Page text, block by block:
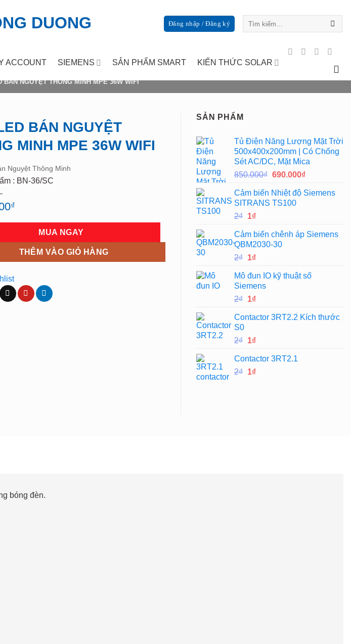
Đăng nhập / Đăng ký
ACCOUNT SIEMENS SẢN PHẨM SMART KIẾN THỨC SOLAR
BÁN NGUYỆT THÔNG MINH MPE 36W WIFI
BÁN NGUYỆT
MINH MPE 36W WIFI
Nguyệt Thông Minh
: BN-36/SC
₫
MUA NGAY
THÊM VÀO GIỎ HÀNG
SẢN PHẨM
Tủ Điện Năng Lượng Mặt Trời
500x400x200mm | Có Chống
Sét AC/DC, Mặt Mica
850.000₫ Giá
là:
850.000₫.
690.000₫Giá
tại
Cảm biến Nhiệt độ Siemens
SITRANS TS100
2₫ Giá
là:
2₫.
1₫Giá
tại
là:
1₫.
Cảm biến chênh áp Siemens
QBM2030-30
2₫ Giá
là:
2₫.
1₫Giá
tại
là:
1₫.
Mô đun IO kỹ thuật số
Siemens
2₫ Giá
là:
1₫Giá
tại
1₫.
Contactor 3RT2.2 Kích thước
S0
2₫ Giá
là:
2₫.
1₫Giá
tại
là:
Contactor 3RT2.1
2₫ Giá
1₫Giá
bóng đèn.